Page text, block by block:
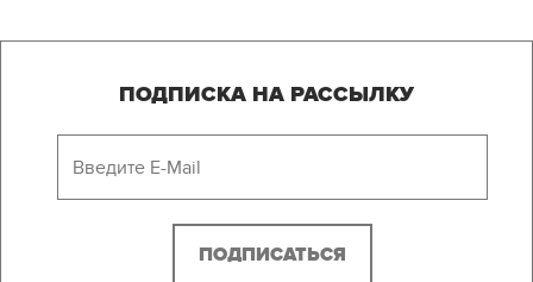
ПОДПИСКА НА РАССЫЛКУ